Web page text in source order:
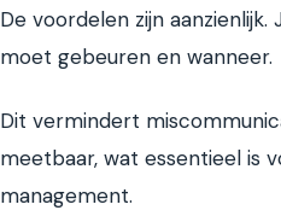
De voordelen zijn
moet gebeuren en wanneer.
Dit vermindert
meetbaar, wat essentieel is
management.